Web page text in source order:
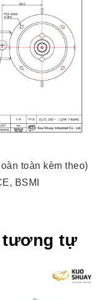
toàn kèm theo)
BSMI
tương tự